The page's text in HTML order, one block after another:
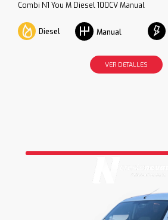
Combi N1 You M Diesel 100CV Manual
Diesel Manual
VER DETALLES